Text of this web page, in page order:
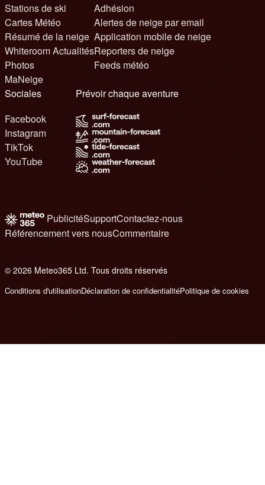
Stations de ski
Cartes Météo
Résumé de la neige
Whiteroom Actualités
Photos
MaNeige
Adhésion
Alertes de neige par email
Application mobile de neige
Reporters de neige
Feeds météo
Sociales
Facebook
Instagram
TikTok
YouTube
Prévoir chaque aventure
PublicitéSupportContactez-nous
Référencement vers nousCommentaire
© 2026 Meteo365 Ltd. Tous droits réservés
Conditions d'utilisationDéclaration de confidentialitéPolitique de cookies